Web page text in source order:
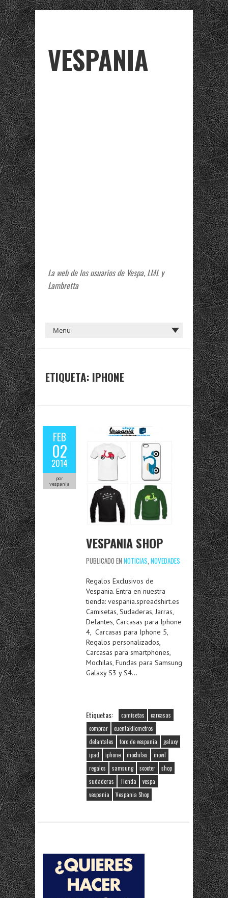
VESPANIA
La web de los usuarios de Vespa, LML y
Lambretta
ETIQUETA: IPHONE
FEB
02
2014
por
vespania
VESPANIA SHOP
PUBLICADO EN NOTICIAS, NOVEDADES
Regalos Exclusivos de
Vespania. Entra en nuestra
tienda: vespania.spreadshirt.es
Camisetas, Sudaderas, Jarras,
Delantes, Carcasas para Iphone
4, Carcasas para Iphone 5,
Regalos personalizados,
Carcasas para smartphones,
Mochilas, Fundas para Samsung
Galaxy S3 y S4…
Etiquetas: camisetas
carcasas
comprar
cuentakilometros
delantales
foro de vespania
galaxy
ipad
iphone mochilas
movil
regalos
samsung scooter
shop
sudaderas
Tienda
vespa
vespania
Vespania Shop